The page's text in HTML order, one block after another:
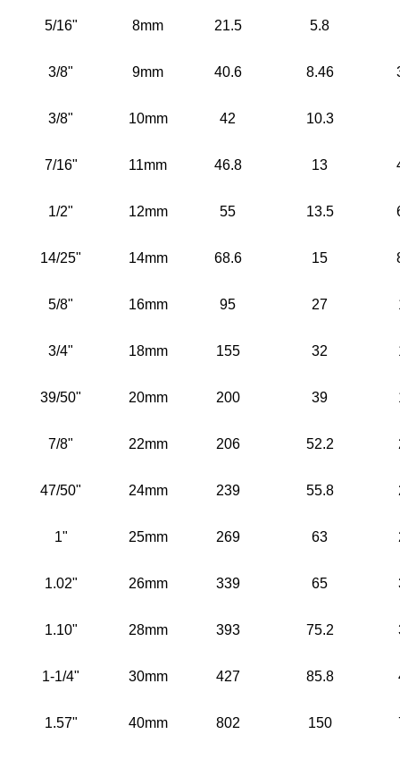
5/16" 8mm 21.5 5.8
3/8" 9mm 40.6 8.46
3/8" 10mm 42 10.3
7/16" 11mm 46.8 13
1/2" 12mm 55 13.5
14/25" 14mm 68.6 15
5/8" 16mm 95 27
3/4" 18mm 155 32
39/50" 20mm 200 39
7/8" 22mm 206 52.2
47/50" 24mm 239 55.8
1" 25mm 269 63
1.02" 26mm 339 65
1.10" 28mm 393 75.2
1-1/4" 30mm 427 85.8
1.57" 40mm 802 150